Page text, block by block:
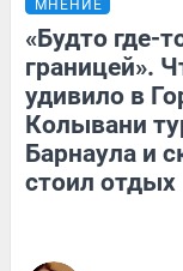
МНЕНИЕ
«Будто где-
границей».
удивило в
Колывани
Барнаула и
стоил отдых